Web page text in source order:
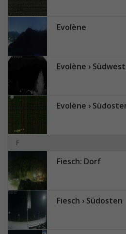
Evolène
Evolène ›
Evolène › Südosten: Grande
F
Fiesch: Dorf
Fiesch › Südosten